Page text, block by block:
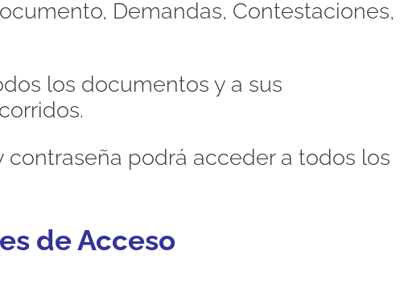
Demandas, Contestaciones,
los documentos y a sus
contraseña podrá acceder a todos los
de Acceso